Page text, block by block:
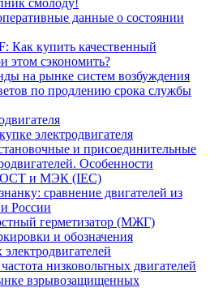
смолоду!
данные о состоянии
купить качественный
этом сэкономить?
на рынке систем возбуждения
по продлению срока службы
электродвигателя
и присоединительные
Особенности
и МЭК (IEC)
сравнение двигателей из
России
герметизатор (МЖГ)
и обозначения
низковольтных двигателей
взрывозащищенных